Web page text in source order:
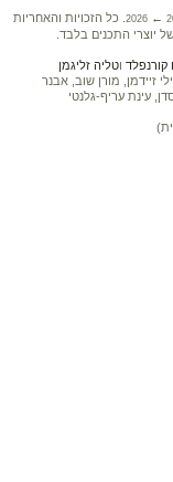
2026 ←
. כל הזכויות והאחריות
יוצרי התכנים בלבד.
וטליה זליגמן
זיידמן, מורן שוב, אבנר
עינת עריף-גלנטי